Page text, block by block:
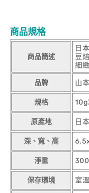
商品規格
商品簡述
日
豆
細
品牌 山
規格
原產地 日本
深、寬、高
淨重
保存環境 室溫